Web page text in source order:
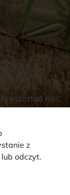
nas na
zastrzeżone ©
z
odczyt.